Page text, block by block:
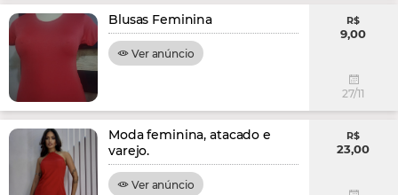
Blusas Feminina
Ver anúncio
R$
9,00
27/11
Moda feminina, atacado e
varejo.
Ver anúncio
R$
23,00